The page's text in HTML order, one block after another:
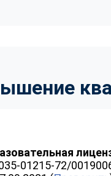
01215-72/